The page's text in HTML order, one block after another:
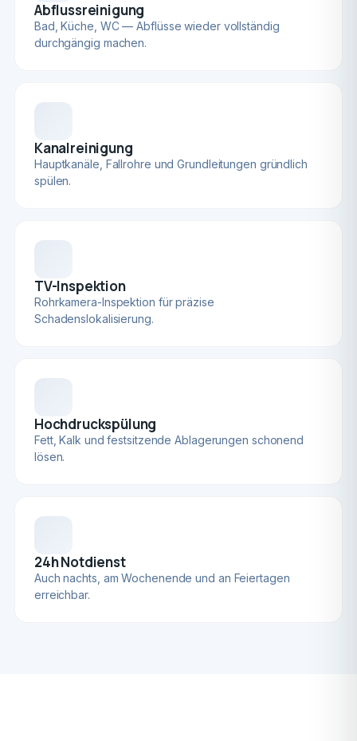
Abflussreinigung
Bad, Küche, WC — Abflüsse wieder vollständig
durchgängig machen.
Kanalreinigung
Hauptkanäle, Fallrohre und Grundleitungen gründlich
spülen.
TV-Inspektion
Rohrkamera-Inspektion für präzise
Schadenslokalisierung.
Hochdruckspülung
Fett, Kalk und festsitzende Ablagerungen schonend
lösen.
24h Notdienst
Auch nachts, am Wochenende und an Feiertagen
erreichbar.